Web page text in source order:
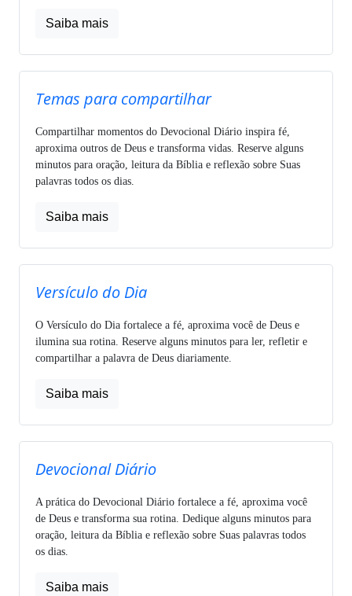
Saiba mais
Temas para compartilhar
Compartilhar momentos do Devocional Diário inspira fé,
aproxima outros de Deus e transforma vidas. Reserve alguns
minutos para oração, leitura da Bíblia e reflexão sobre Suas
palavras todos os dias.
Saiba mais
Versículo do Dia
O Versículo do Dia fortalece a fé, aproxima você de Deus e
ilumina sua rotina. Reserve alguns minutos para ler, refletir e
compartilhar a palavra de Deus diariamente.
Saiba mais
Devocional Diário
A prática do Devocional Diário fortalece a fé, aproxima você
de Deus e transforma sua rotina. Dedique alguns minutos para
oração, leitura da Bíblia e reflexão sobre Suas palavras todos
os dias.
Saiba mais